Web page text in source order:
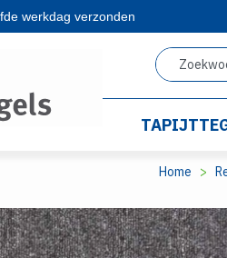
werkdag verzonden
Home